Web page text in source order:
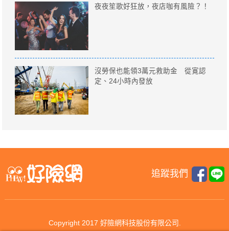
夜夜笙歌好狂放，夜店咖有風險？！
沒勞保也能領3萬元救助金 從寛認
定、24小時內發放
追蹤我們
Copyright 2017 好險網科技股份有限公司.